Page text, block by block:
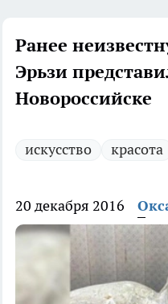
Ранее
Эрьзи
Новороссийске
искусство красота
20 декабря 2016